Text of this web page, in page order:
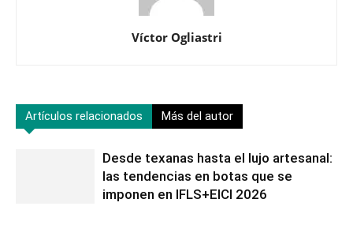
Víctor Ogliastri
Artículos relacionados Más del autor
Desde texanas hasta el lujo artesanal:
las tendencias en botas que se
imponen en IFLS+EICI 2026